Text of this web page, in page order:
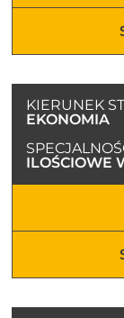
KIERUNEK
EKONOMIA
ILOŚCIOWE